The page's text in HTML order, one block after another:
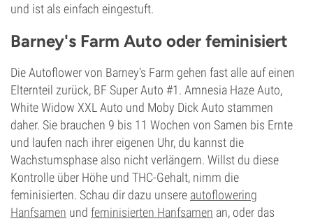
und ist als einfach eingestuft.
Barney's Farm Auto oder feminisiert
Die Autoflower von Barney's Farm gehen fast alle auf einen
Elternteil zurück, BF Super Auto #1. Amnesia Haze Auto,
White Widow XXL Auto und Moby Dick Auto stammen
daher. Sie brauchen 9 bis 11 Wochen von Samen bis Ernte
und laufen nach ihrer eigenen Uhr, du kannst die
Wachstumsphase also nicht verlängern. Willst du diese
Kontrolle über Höhe und THC-Gehalt, nimm die
feminisierten. Schau dir dazu unsere autoflowering
Hanfsamen und feminisierten Hanfsamen an, oder das